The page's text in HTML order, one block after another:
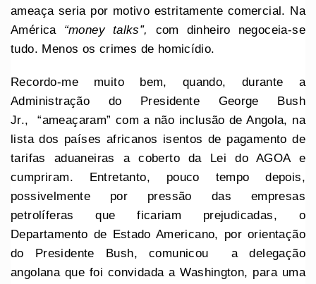
ameaça seria por motivo estritamente comercial. Na
América “money talks”, com dinheiro negoceia-se
tudo. Menos os crimes de homicídio.
Recordo-me muito bem, quando, durante a
Administração do Presidente George Bush
Jr., “ameaçaram” com a não inclusão de Angola, na
lista dos países africanos isentos de pagamento de
tarifas aduaneiras a coberto da Lei do AGOA e
cumpriram. Entretanto, pouco tempo depois,
possivelmente por pressão das empresas
petrolíferas que ficariam prejudicadas, o
Departamento de Estado Americano, por orientação
do Presidente Bush, comunicou a delegação
angolana que foi convidada a Washington, para uma